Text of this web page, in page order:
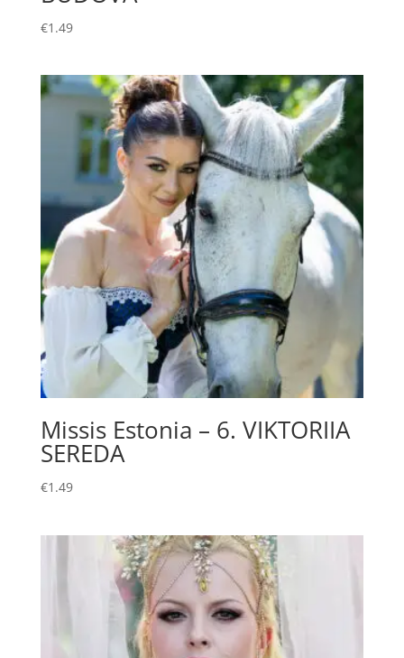
€1.49
Missis Estonia – 6. VIKTORIIA
SEREDA
€1.49